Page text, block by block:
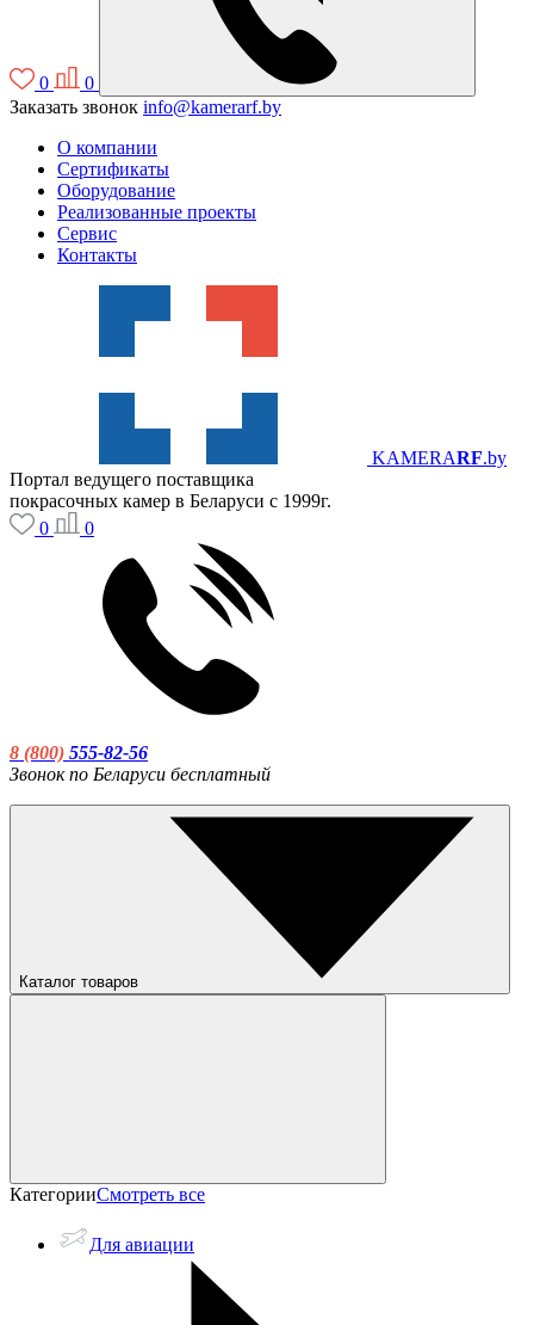
0
0
Заказать звонок info@kamerarf.by
О компании
Сертификаты
Оборудование
Реализованные проекты
Сервис
Контакты
KAMERARF.by
Портал ведущего поставщика
покрасочных камер в Беларуси с 1999г.
0
0
8 (800) 555-82-56
Звонок по Беларуси бесплатный
Каталог товаров
КатегорииСмотреть все
Для авиации